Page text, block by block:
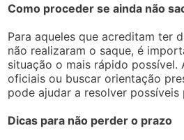
Como proceder se ainda não
Para aqueles que acreditam ter
não realizaram o saque, é
situação o mais rápido possível.
oficiais ou buscar orientação
pode ajudar a resolver possíveis
Dicas para não perder o prazo